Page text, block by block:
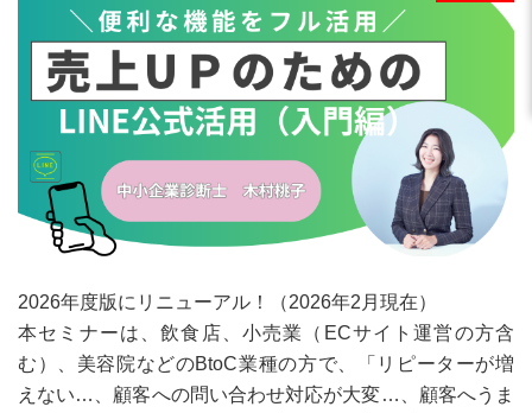
2026年度版にリニューアル！（2026年2月現在）
本セミナーは、飲食店、小売業（ECサイト運営の方含
む）、美容院などのBtoC業種の方で、「リピーターが増
えない…、顧客への問い合わせ対応が大変…、顧客へうま